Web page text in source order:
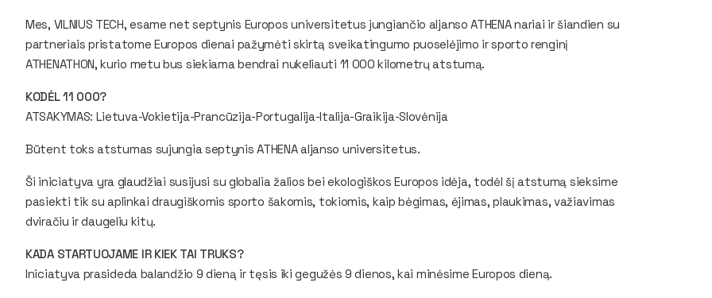
Mes, VILNIUS TECH, esame net septynis Europos universitetus jungiančio aljanso ATHENA nariai ir šiandien su
partneriais pristatome Europos dienai pažymėti skirtą sveikatingumo puoselėjimo ir sporto renginį
ATHENATHON, kurio metu bus siekiama bendrai nukeliauti 11 000 kilometrų atstumą.
KODĖL 11 000?
ATSAKYMAS: Lietuva-Vokietija-Prancūzija-Portugalija-Italija-Graikija-Slovėnija
Būtent toks atstumas sujungia septynis ATHENA aljanso universitetus.
Ši iniciatyva yra glaudžiai susijusi su globalia žalios bei ekologiškos Europos idėja, todėl šį atstumą sieksime
pasiekti tik su aplinkai draugiškomis sporto šakomis, tokiomis, kaip bėgimas, ėjimas, plaukimas, važiavimas
dviračiu ir daugeliu kitų.
KADA STARTUOJAME IR KIEK TAI TRUKS?
Iniciatyva prasideda balandžio 9 dieną ir tęsis iki gegužės 9 dienos, kai minėsime Europos dieną.